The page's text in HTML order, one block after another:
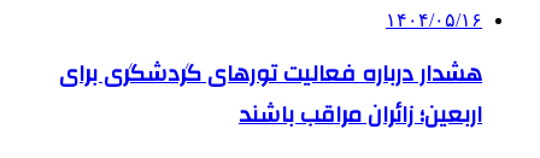
۱۴۰۴/۰۵/۱۶
هشدار درباره فعالیت تورهای گردشگری برای
اربعین؛ زائران مراقب باشند